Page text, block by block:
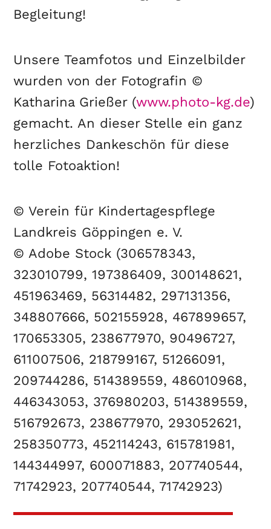
Begleitung!
Unsere Teamfotos und Einzelbilder
wurden von der Fotografin ©
Katharina Grießer (www.photo-kg.de)
gemacht. An dieser Stelle ein ganz
herzliches Dankeschön für diese
tolle Fotoaktion!
© Verein für Kindertagespflege
Landkreis Göppingen e. V.
© Adobe Stock (306578343,
323010799, 197386409, 300148621,
451963469, 56314482, 297131356,
348807666, 502155928, 467899657,
170653305, 238677970, 90496727,
611007506, 218799167, 51266091,
209744286, 514389559, 486010968,
446343053, 376980203, 514389559,
516792673, 238677970, 293052621,
258350773, 452114243, 615781981,
144344997, 600071883, 207740544,
71742923, 207740544, 71742923)